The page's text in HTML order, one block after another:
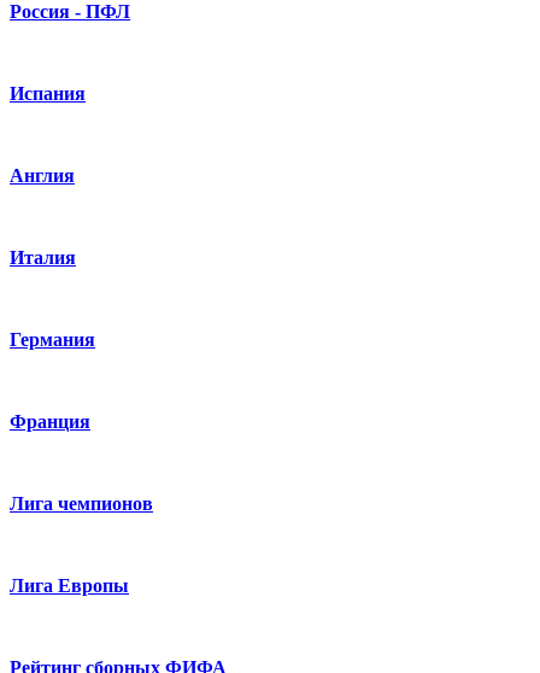
Россия - ПФЛ
Испания
Англия
Италия
Германия
Франция
Лига чемпионов
Лига Европы
Рейтинг сборных ФИФА